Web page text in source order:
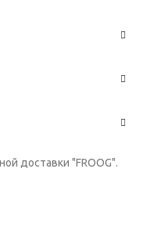
доставки "FROOG".